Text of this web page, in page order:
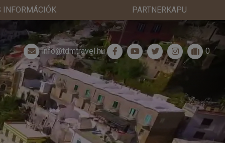
INFORMÁCIÓK PARTNERKAPU
info@tdmtravel.hu 0